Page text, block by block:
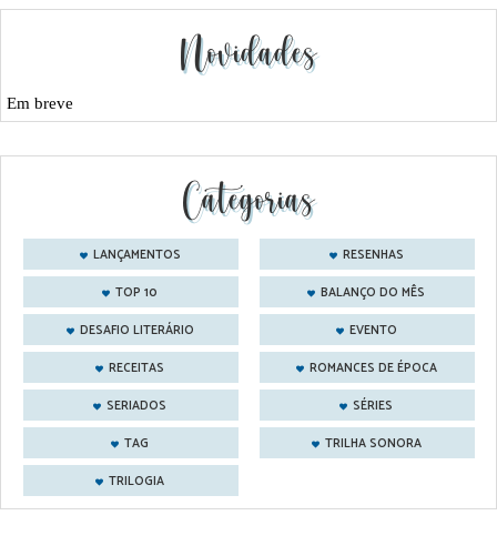
Novidades
Em breve
Categorias
LANÇAMENTOS
RESENHAS
TOP 10
BALANÇO DO MÊS
DESAFIO LITERÁRIO
EVENTO
RECEITAS
ROMANCES DE ÉPOCA
SERIADOS
SÉRIES
TAG
TRILHA SONORA
TRILOGIA